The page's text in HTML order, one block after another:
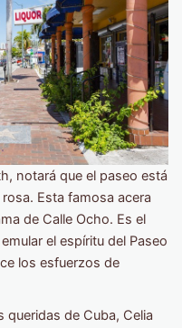
notará que el paseo está
Esta famosa acera
de Calle Ocho. Es el
el espíritu del Paseo
los esfuerzos de
queridas de Cuba, Celia